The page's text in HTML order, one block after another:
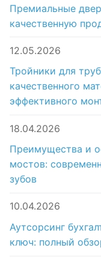
Премиальные
качественную
12.05.2026
Тройники для
качественного
эффективного
18.04.2026
Преимущества и
мостов:
зубов
10.04.2026
Аутсорсинг
ключ: полный